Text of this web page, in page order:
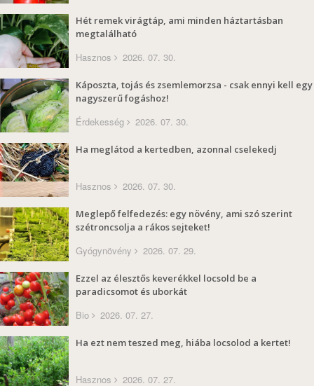
Hét remek virágtáp, ami minden háztartásban
megtalálható
Hasznos 2026. 07. 30.
Káposzta, tojás és zsemlemorzsa - csak ennyi kell egy
nagyszerű fogáshoz!
Érdekesség 2026. 07. 30.
Ha meglátod a kertedben, azonnal cselekedj
Hasznos 2026. 07. 30.
Meglepő felfedezés: egy növény, ami szó szerint
szétroncsolja a rákos sejteket!
Gyógynövény 2026. 07. 29.
Ezzel az élesztős keverékkel locsold be a
paradicsomot és uborkát
Bio 2026. 07. 27.
Ha ezt nem teszed meg, hiába locsolod a kertet!
Hasznos 2026. 07. 27.